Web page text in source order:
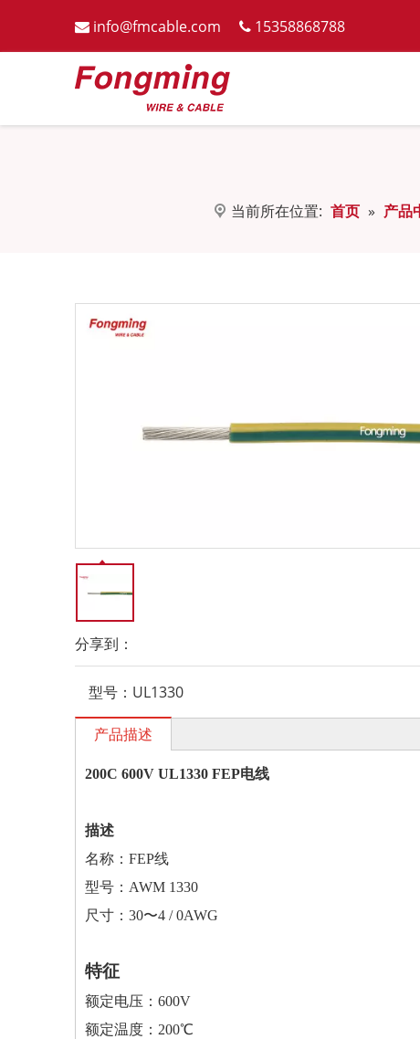
 info@fmcable.com  15358868788
当前所在位置: 首页 » 产品
分享到：
型号： UL1330
产品描述
200C 600V UL1330 FEP电线
描述
名称：FEP线
型号：AWM 1330
尺寸：30〜4 / 0AWG
特征
额定电压：600V
额定温度：200℃